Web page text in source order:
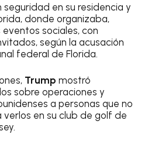
seguridad en su residencia y
donde organizaba,
sociales, con
según la acusación
federal de Florida.
Trump mostró
sobre operaciones y
a personas que no
en su club de golf de